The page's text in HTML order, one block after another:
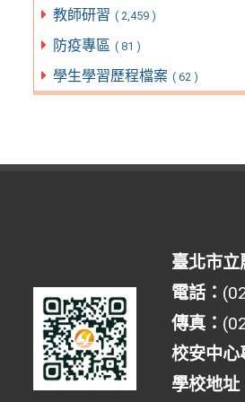
教師研習 ( 2,459 )
防疫專區 ( 81 )
學生學習歷程檔案 ( 62 )
臺北市立
電話：
傳真：
校安中心
學校地址